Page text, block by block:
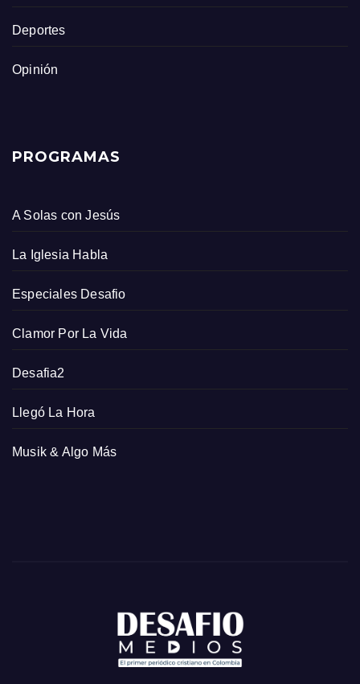
Deportes
Opinión
PROGRAMAS
A Solas con Jesús
La Iglesia Habla
Especiales Desafio
Clamor Por La Vida
Desafia2
Llegó La Hora
Musik & Algo Más